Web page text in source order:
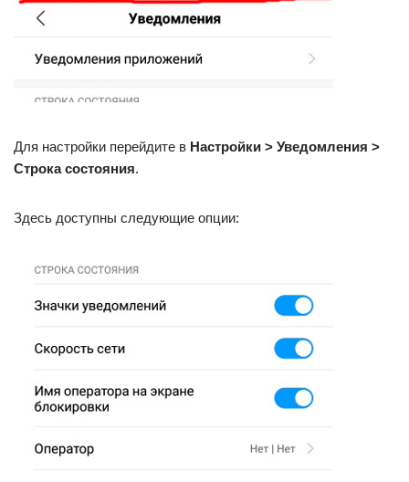
Для настройки перейдите в Настройки > Уведомления >
Строка состояния.
Здесь доступны следующие опции: